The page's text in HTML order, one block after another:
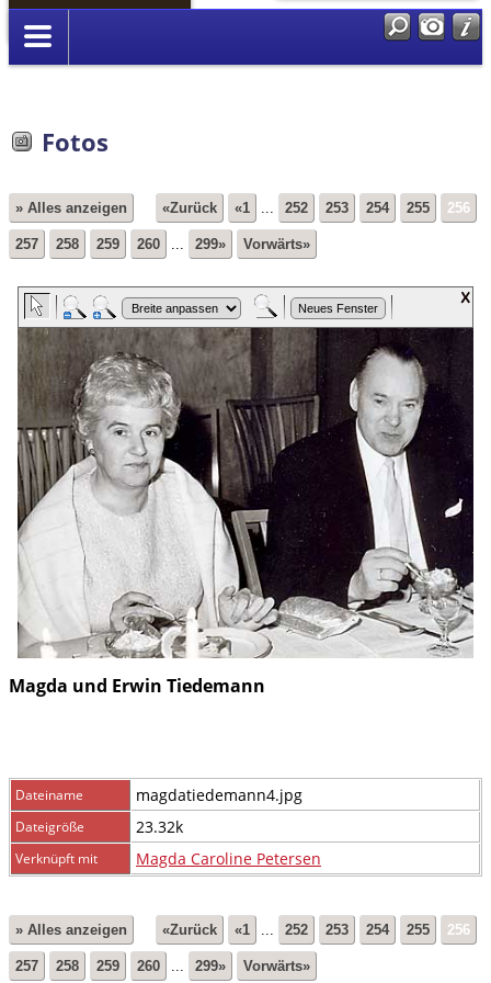
Anmelden
Fotos
» Alles anzeigen «Zurück «1 ... 252 253 254 255 256
257 258 259 260 ... 299» Vorwärts»
Magda und Erwin Tiedemann
Dateiname magdatiedemann4.jpg
Dateigröße 23.32k
Verknüpft mit Magda Caroline Petersen
» Alles anzeigen «Zurück «1 252 253 254 255 256
257 258 259 260 299» Vorwärts»